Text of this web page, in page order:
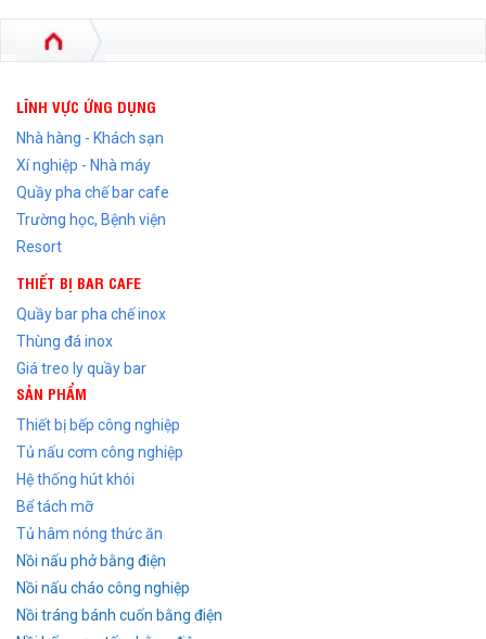
LĨNH VỰC ỨNG DỤNG
Nhà hàng - Khách sạn
Xí nghiệp - Nhà máy
Quầy pha chế bar cafe
Trường học, Bệnh viện
Resort
THIẾT BỊ BAR CAFE
Quầy bar pha chế inox
Thùng đá inox
Giá treo ly quầy bar
SẢN PHẨM
Thiết bị bếp công nghiệp
Tủ nấu cơm công nghiệp
Hệ thống hút khói
Bể tách mỡ
Tủ hâm nóng thức ăn
Nồi nấu phở bằng điện
Nồi nấu cháo công nghiệp
Nồi tráng bánh cuốn bằng điện